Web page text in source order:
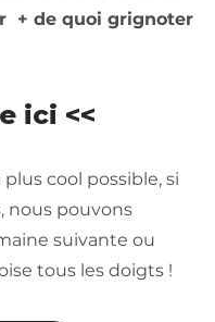
+ de quoi grignoter
ici <<
cool possible, si
nous pouvons
suivante ou
tous les doigts !